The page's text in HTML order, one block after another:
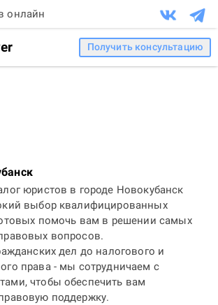
онлайн
Получить консультацию
юристов в городе Новокубанск
выбор квалифицированных
помочь вам в решении самых
вопросов.
дел до налогового и
права - мы сотрудничаем с
чтобы обеспечить вам
поддержку.